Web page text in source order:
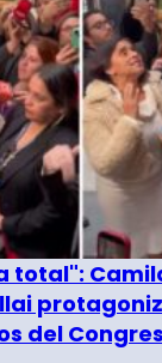
total":
del